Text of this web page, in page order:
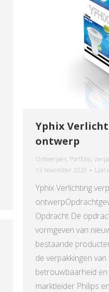
Yphix
ontwerp
Ontwerpen, Portfolio,
13 november 2020
Laat
Yphix Verlichting
Opdracht De
vormgeven van
bestaande
de verpakkingen
betrouwbaarheid
marktleider Philips